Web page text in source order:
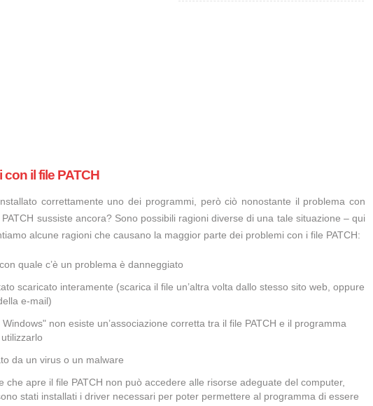
il file PATCH
correttamente uno dei programmi, però ciò nonostante il problema con
PATCH sussiste ancora? Sono possibili ragioni diverse di una tale situazione – qui
alcune ragioni che causano la maggior parte dei problemi con i file PATCH:
quale c’è un problema è danneggiato
scaricato interamente (scarica il file un’altra volta dallo stesso sito web, oppure
e-mail)
non esiste un’associazione corretta tra il file PATCH e il programma
da un virus o un malware
che apre il file PATCH non può accedere alle risorse adeguate del computer,
stati installati i driver necessari per poter permettere al programma di essere